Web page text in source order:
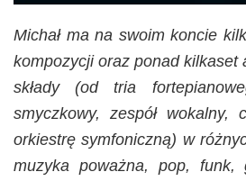
Michał ma na swoim koncie
kompozycji oraz ponad kilkaset
składy (od tria
smyczkowy, zespół
orkiestrę symfoniczną) w
muzyka poważna, pop, funk,